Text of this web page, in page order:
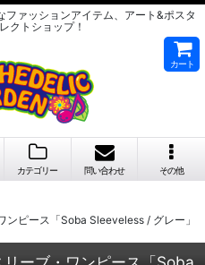
ァッションアイテム、アート&ポスタ
クトショップ！
カート
カテゴリー 問い合わせ その他
ピース「Soba Sleeveless / グレー」